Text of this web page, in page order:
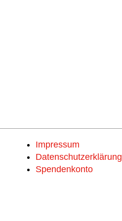
Impressum
Datenschutzerklärung
Spendenkonto